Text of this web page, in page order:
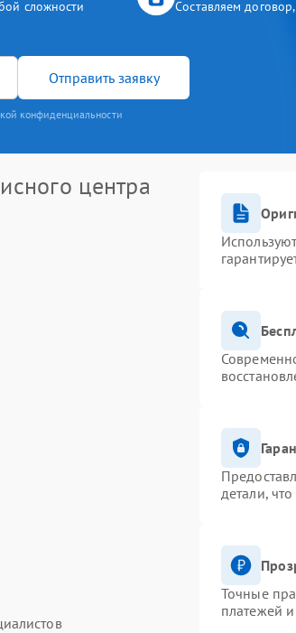
сложности Составляем
Отправить заявку
конфиденциальности
центра
детали,
Точные
платежей